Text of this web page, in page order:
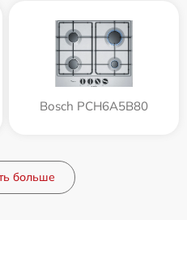
Bosch PCH6A5B80
больше